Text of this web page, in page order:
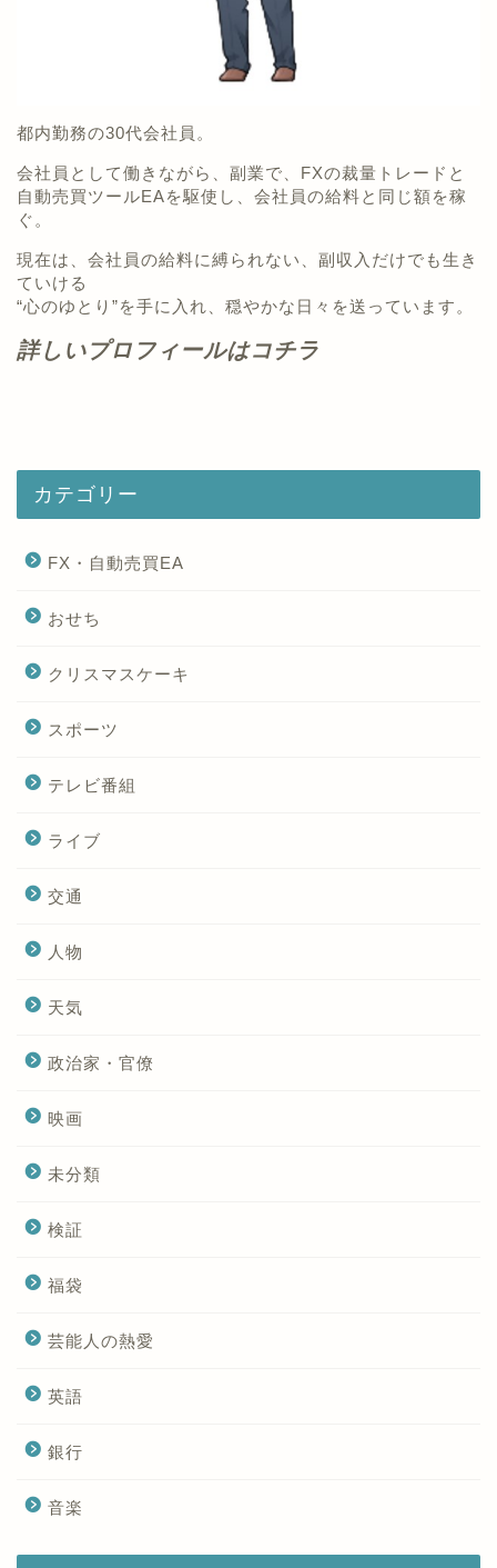
都内勤務の30代会社員。
会社員として働きながら、副業で、FXの裁量トレードと
自動売買ツールEAを駆使し、会社員の給料と同じ額を稼
ぐ。
現在は、会社員の給料に縛られない、副収入だけでも生き
ていける
“心のゆとり”を手に入れ、穏やかな日々を送っています。
詳しいプロフィールはコチラ
カテゴリー
FX・自動売買EA
おせち
クリスマスケーキ
スポーツ
テレビ番組
ライブ
交通
人物
天気
政治家・官僚
映画
未分類
検証
福袋
芸能人の熱愛
英語
銀行
音楽